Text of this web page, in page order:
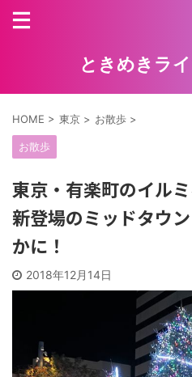
ときめきラ
HOME > 東京 > お散歩 >
お散歩
東京・有楽町のイル
新登場のミッドタウ
かに！
2018年12月14日